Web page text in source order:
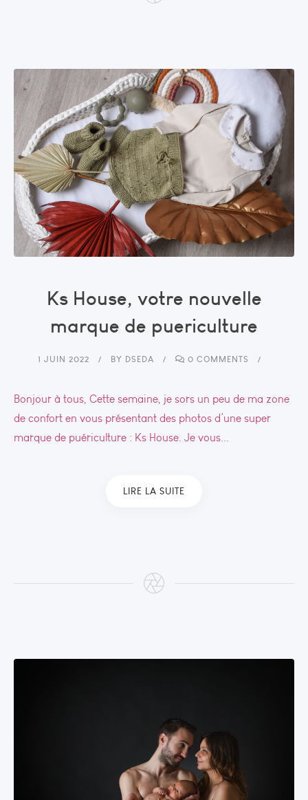
Ks House, votre nouvelle
marque de puericulture
1 JUIN 2022 BY DSEDA 0 COMMENTS
Bonjour à tous, Cette semaine, je sors un peu de ma zone
de confort en vous présentant des photos d’une super
marque de puériculture : Ks House. Je vous...
LIRE LA SUITE